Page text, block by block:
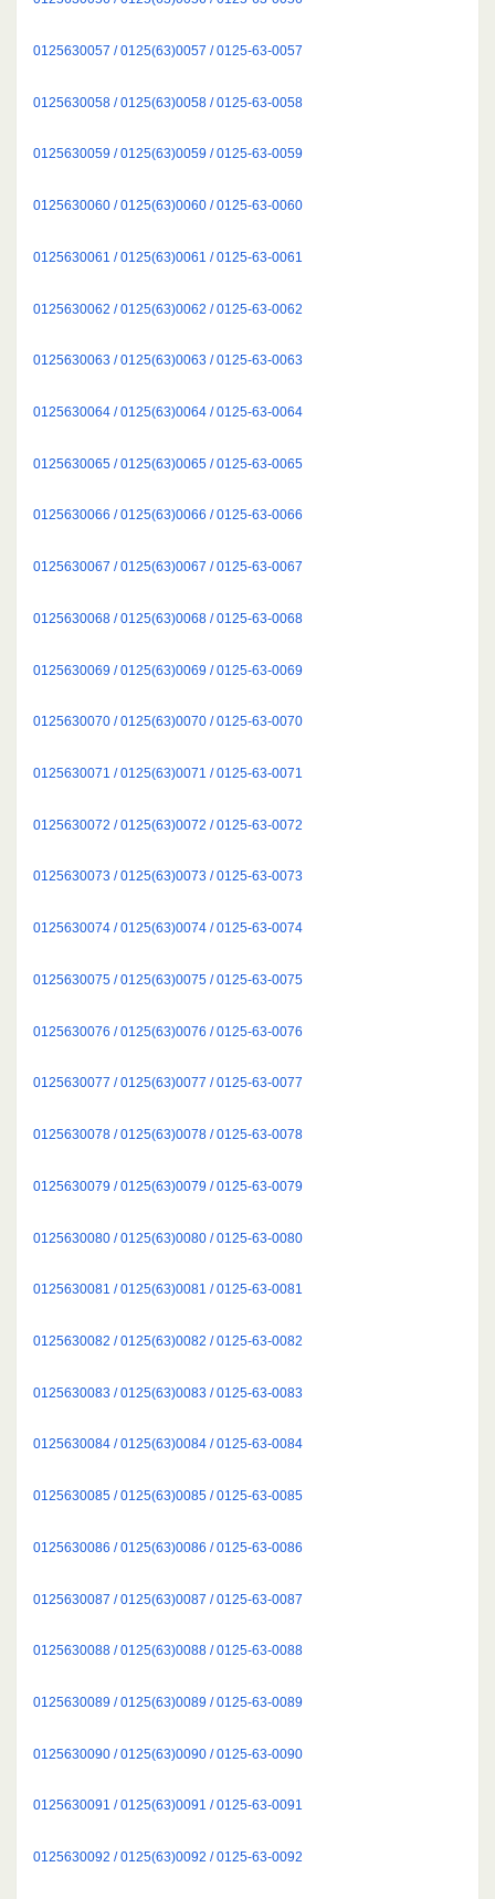
0125630057 / 0125(63)0057 / 0125-63-0057
0125630058 / 0125(63)0058 / 0125-63-0058
0125630059 / 0125(63)0059 / 0125-63-0059
0125630060 / 0125(63)0060 / 0125-63-0060
0125630061 / 0125(63)0061 / 0125-63-0061
0125630062 / 0125(63)0062 / 0125-63-0062
0125630063 / 0125(63)0063 / 0125-63-0063
0125630064 / 0125(63)0064 / 0125-63-0064
0125630065 / 0125(63)0065 / 0125-63-0065
0125630066 / 0125(63)0066 / 0125-63-0066
0125630067 / 0125(63)0067 / 0125-63-0067
0125630068 / 0125(63)0068 / 0125-63-0068
0125630069 / 0125(63)0069 / 0125-63-0069
0125630070 / 0125(63)0070 / 0125-63-0070
0125630071 / 0125(63)0071 / 0125-63-0071
0125630072 / 0125(63)0072 / 0125-63-0072
0125630073 / 0125(63)0073 / 0125-63-0073
0125630074 / 0125(63)0074 / 0125-63-0074
0125630075 / 0125(63)0075 / 0125-63-0075
0125630076 / 0125(63)0076 / 0125-63-0076
0125630077 / 0125(63)0077 / 0125-63-0077
0125630078 / 0125(63)0078 / 0125-63-0078
0125630079 / 0125(63)0079 / 0125-63-0079
0125630080 / 0125(63)0080 / 0125-63-0080
0125630081 / 0125(63)0081 / 0125-63-0081
0125630082 / 0125(63)0082 / 0125-63-0082
0125630083 / 0125(63)0083 / 0125-63-0083
0125630084 / 0125(63)0084 / 0125-63-0084
0125630085 / 0125(63)0085 / 0125-63-0085
0125630086 / 0125(63)0086 / 0125-63-0086
0125630087 / 0125(63)0087 / 0125-63-0087
0125630088 / 0125(63)0088 / 0125-63-0088
0125630089 / 0125(63)0089 / 0125-63-0089
0125630090 / 0125(63)0090 / 0125-63-0090
0125630091 / 0125(63)0091 / 0125-63-0091
0125630092 / 0125(63)0092 / 0125-63-0092